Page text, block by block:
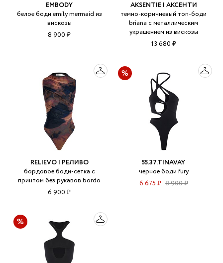
EMBODY
белое боди emily mermaid из
вискозы
8 900 ₽
AKSENTIE | АКСЕНТИ
темно-коричневый топ-боди
briana с металлическим
украшением из вискозы
13 680 ₽
RELIEVO | РЕЛИВО
бордовое боди-сетка с
принтом без рукавов bordo
6 900 ₽
55.37.TINAVAY
черное боди fury
6 675 ₽ 8 900 ₽